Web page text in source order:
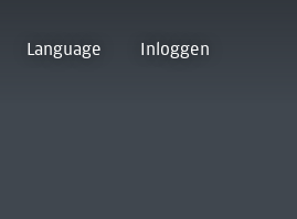
Language Inloggen